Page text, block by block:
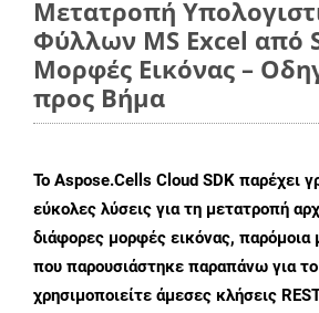
Μετατροπή
Φύλλων MS Excel από
Μορφές Εικόνας –
προς Βήμα
Το Aspose.Cells Cloud SDK παρέχει
εύκολες λύσεις για τη μετατροπή
διάφορες μορφές εικόνας, παρόμοια
που παρουσιάστηκε παραπάνω για το
χρησιμοποιείτε άμεσες κλήσεις